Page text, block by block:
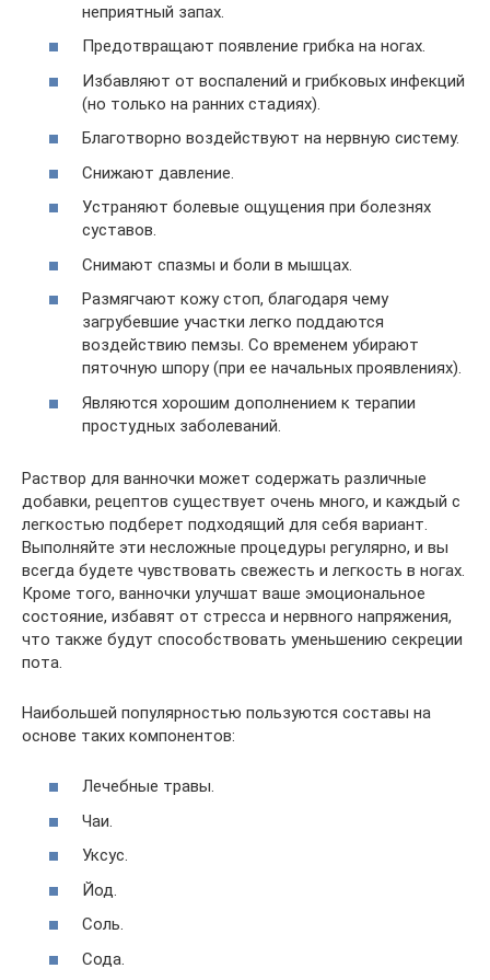
неприятный запах.
Предотвращают появление грибка на ногах.
Избавляют от воспалений и грибковых инфекций
(но только на ранних стадиях).
Благотворно воздействуют на нервную систему.
Снижают давление.
Устраняют болевые ощущения при болезнях
суставов.
Снимают спазмы и боли в мышцах.
Размягчают кожу стоп, благодаря чему
загрубевшие участки легко поддаются
воздействию пемзы. Со временем убирают
пяточную шпору (при ее начальных проявлениях).
Являются хорошим дополнением к терапии
простудных заболеваний.
Раствор для ванночки может содержать различные
добавки, рецептов существует очень много, и каждый с
легкостью подберет подходящий для себя вариант.
Выполняйте эти несложные процедуры регулярно, и вы
всегда будете чувствовать свежесть и легкость в ногах.
Кроме того, ванночки улучшат ваше эмоциональное
состояние, избавят от стресса и нервного напряжения,
что также будут способствовать уменьшению секреции
пота.
Наибольшей популярностью пользуются составы на
основе таких компонентов:
Лечебные травы.
Чаи.
Уксус.
Йод.
Соль.
Сода.